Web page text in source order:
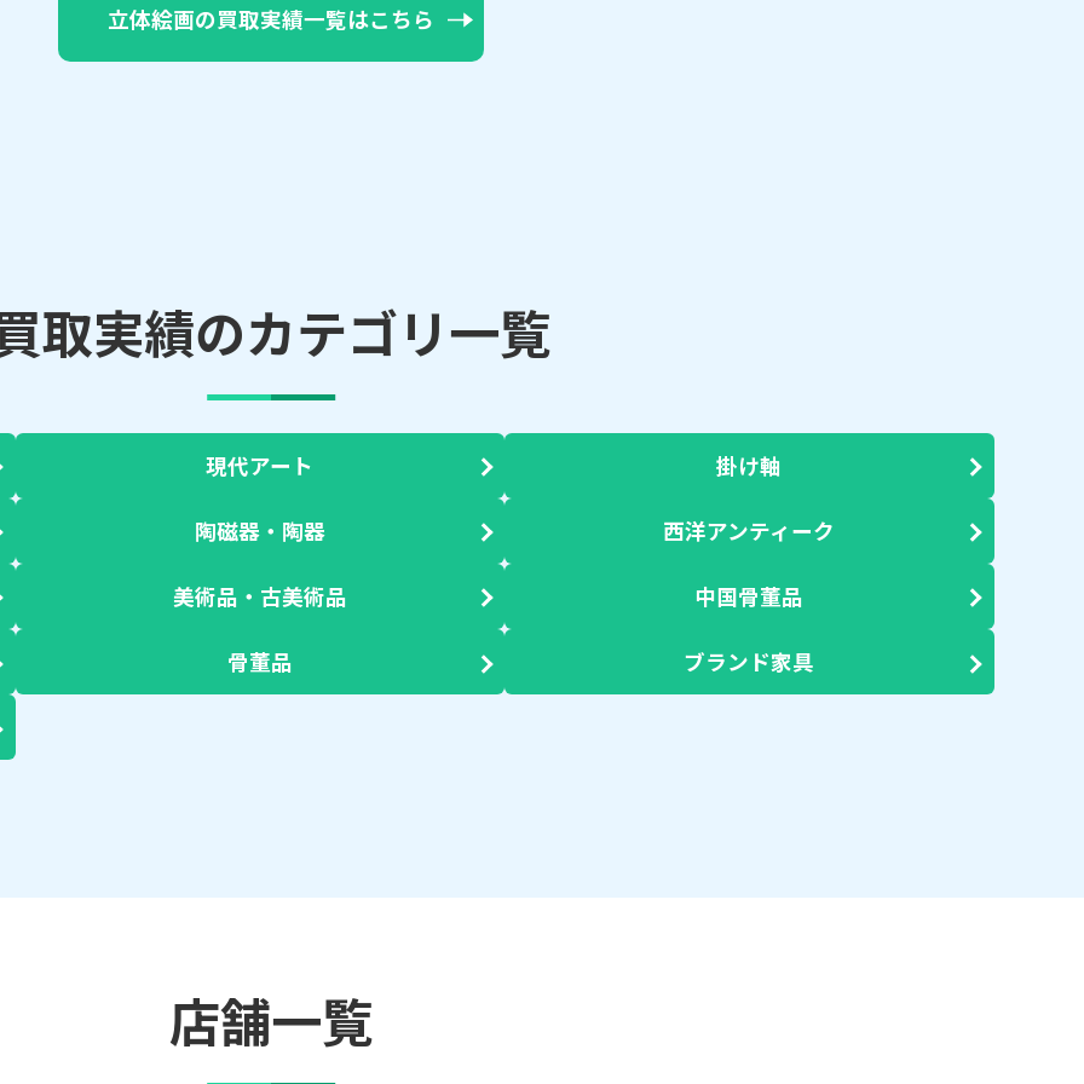
立体絵画の買取実績一覧はこちら
取実績のカテゴリ一覧
現代アート 掛け軸
陶磁器・陶器 西洋アンティーク
美術品・古美術品 中国骨董品
骨董品 ブランド家具
店舗一覧